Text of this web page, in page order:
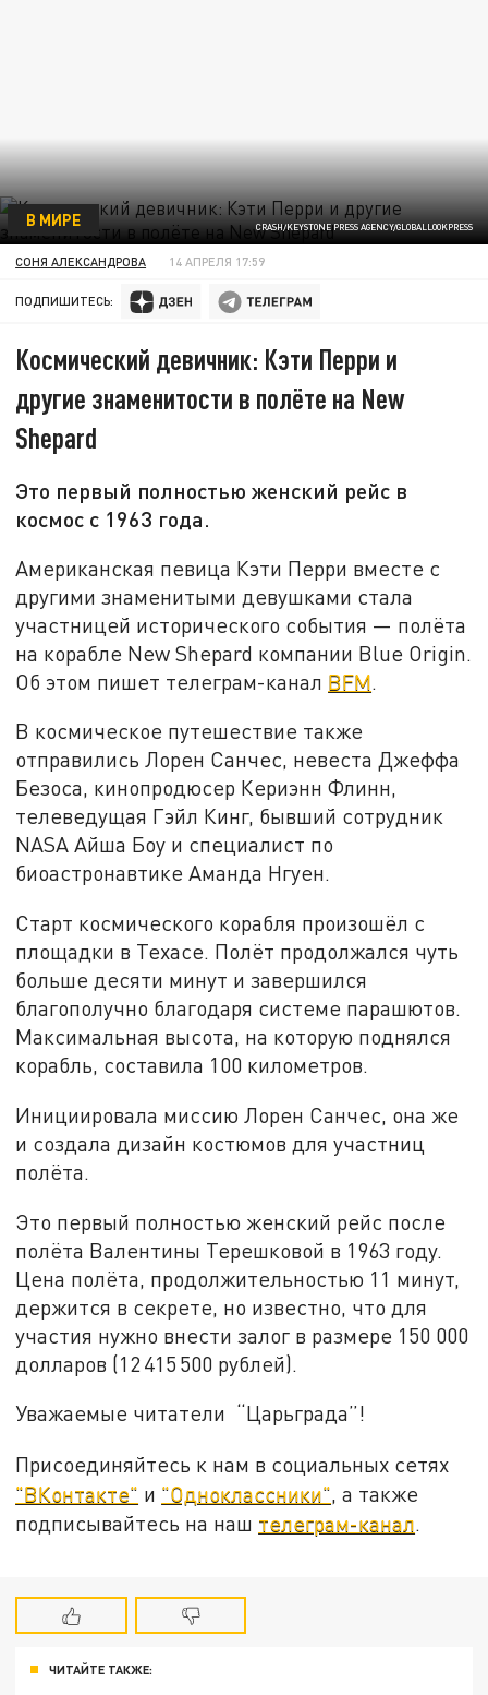
CRASH/KEYSTONE PRESS AGENCY/GLOBALLOOKPRESS
В МИРЕ
СОНЯ АЛЕКСАНДРОВА 14 АПРЕЛЯ 17:59
ПОДПИШИТЕСЬ:
Космический девичник: Кэти Перри и
другие знаменитости в полёте на New
Shepard
Это первый полностью женский рейс в
космос с 1963 года.
Американская певица Кэти Перри вместе с
другими знаменитыми девушками стала
участницей исторического события — полёта
на корабле New Shepard компании Blue Origin.
Об этом пишет телеграм-канал BFM.
В космическое путешествие также
отправились Лорен Санчес, невеста Джеффа
Безоса, кинопродюсер Кериэнн Флинн,
телеведущая Гэйл Кинг, бывший сотрудник
NASA Айша Боу и специалист по
биоастронавтике Аманда Нгуен.
Старт космического корабля произошёл с
площадки в Техасе. Полёт продолжался чуть
больше десяти минут и завершился
благополучно благодаря системе парашютов.
Максимальная высота, на которую поднялся
корабль, составила 100 километров.
Инициировала миссию Лорен Санчес, она же
и создала дизайн костюмов для участниц
полёта.
Это первый полностью женский рейс после
полёта Валентины Терешковой в 1963 году.
Цена полёта, продолжительностью 11 минут,
держится в секрете, но известно, что для
участия нужно внести залог в размере 150 000
долларов (12 415 500 рублей).
Уважаемые читатели “Царьграда”!
Присоединяйтесь к нам в социальных сетях
"ВКонтакте" и "Одноклассники", а также
подписывайтесь на наш телеграм-канал.
ЧИТАЙТЕ ТАКЖЕ: